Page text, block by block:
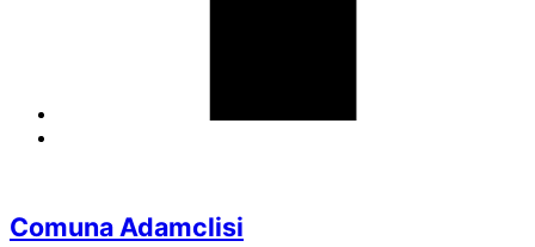
Comuna Adamclisi